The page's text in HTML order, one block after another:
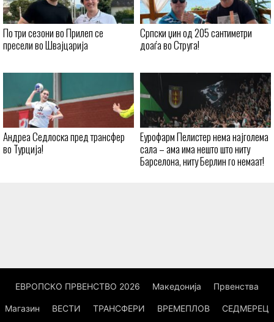
По три сезони во Прилеп се
пресели во Швајцарија
Српски џин од 205 сантиметри
доаѓа во Струга!
Андреа Седлоска пред трансфер
во Турција!
Еурофарм Пелистер нема најголема
сала – ама има нешто што ниту
Барселона, ниту Берлин го немаат!
ЕВРОПСКО ПРВЕНСТВО 2026 Македонија Првенства
Магазин ВЕСТИ ТРАНСФЕРИ ВРЕМЕПЛОВ СЕДМЕРЕЦ